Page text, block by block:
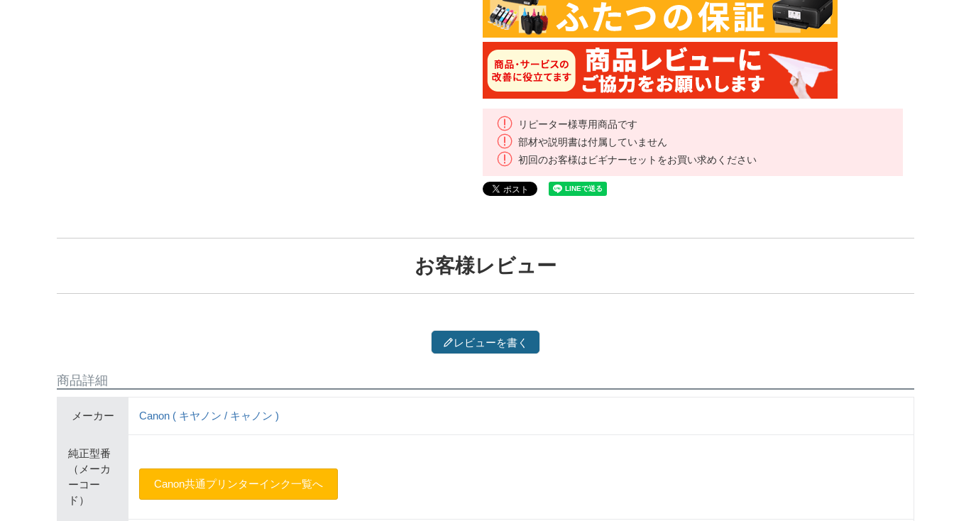
リピーター様専用商品です
部材や説明書は付属していません
初回のお客様はビギナーセットをお買い求めください
お客様レビュー
レビューを書く
商品詳細
メーカー Canon ( キヤノン / キャノン )
純正型番
（メーカ
ーコー
ド）
Canon共通プリンターインク一覧へ